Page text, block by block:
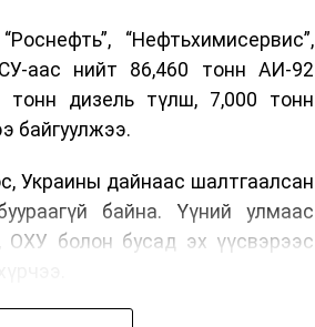
“Нефтьхимисервис”,
аас нийт 86,460 тонн АИ-92
тонн дизель түлш, 7,000 тонн
байгуулжээ.
Украины дайнаас шалтгаалсан
байна. Үүний улмаас
болон бусад эх үүсвэрээс